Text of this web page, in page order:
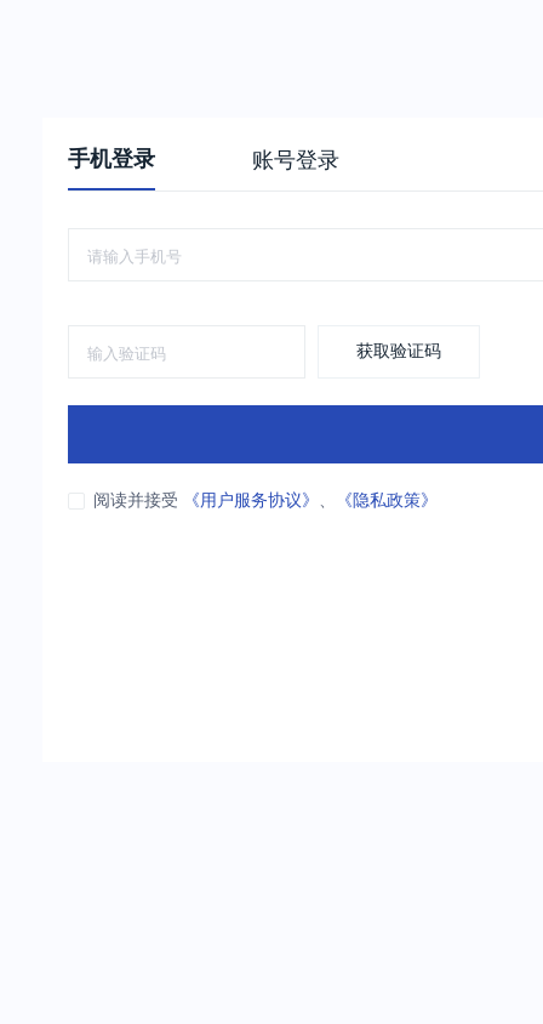
手机登录 账号登录
获取验证码
阅读并接受 《用户服务协议》 、 《隐私政策》